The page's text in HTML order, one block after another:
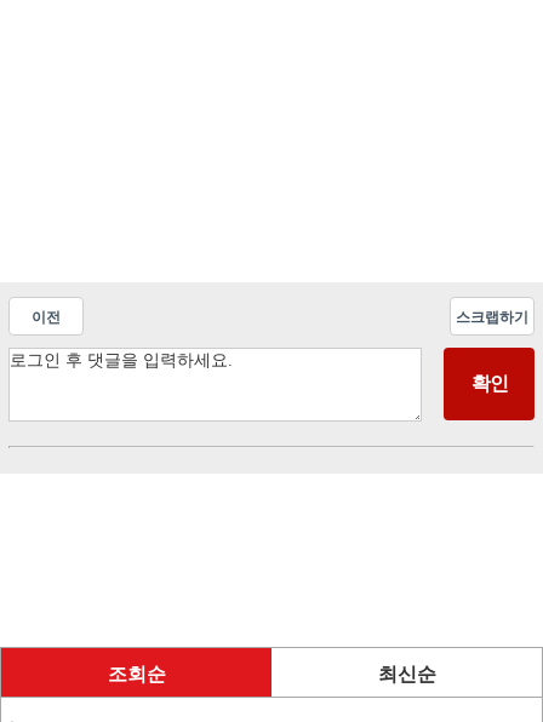
이전 스크랩하기
조회순 최신순